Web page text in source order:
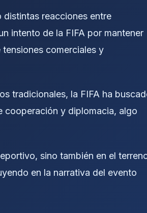
reacciones entre
intento de la FIFA por mantener
comerciales y
tradicionales, la FIFA ha
cooperación y diplomacia, algo
sino también en el
en la narrativa del evento